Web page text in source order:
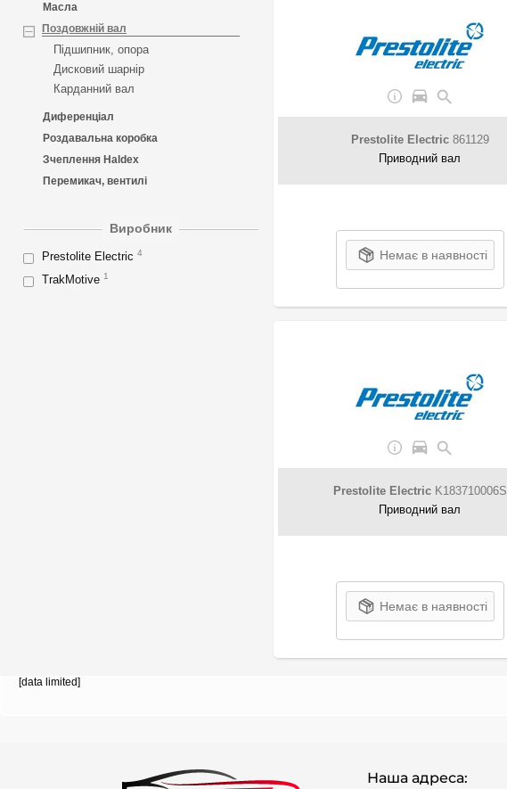
Масла
Поздовжній вал
Підшипник, опора
Дисковий шарнір
Карданний вал
Диференціал
Роздавальна коробка
Зчеплення Haldex
Перемикач, вентилі
Виробник
Prestolite Electric 4
TrakMotive 1
Prestolite Electric861129
Приводний вал
Немає в наявності
Prestolite ElectricK183710006S
Приводний вал
Немає в наявності
[data limited]
Наша адреса: